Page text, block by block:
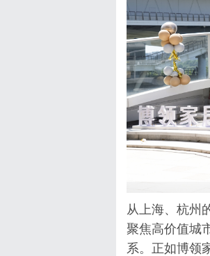
从上海、杭州
聚焦高价值城
系。正如博领